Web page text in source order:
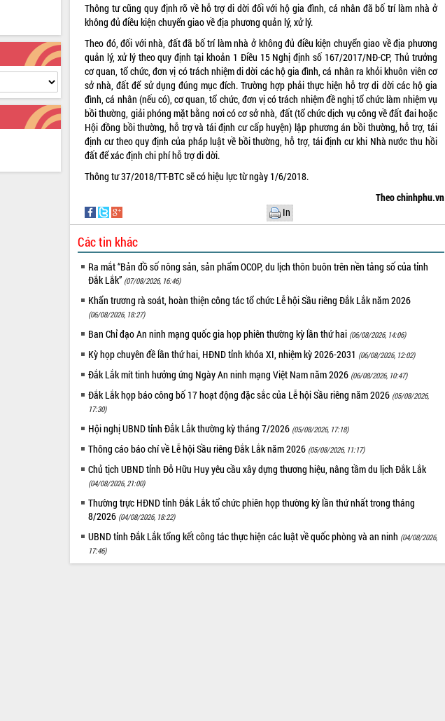
Thông tư cũng quy định rõ về hỗ trợ di dời đối với hộ gia đình, cá nhân đã bố trí làm nhà ở
không đủ điều kiện chuyển giao về địa phương quản lý, xử lý.
Theo đó, đối với nhà, đất đã bố trí làm nhà ở không đủ điều kiện chuyển giao về địa phương
quản lý, xử lý theo quy định tại khoản 1 Điều 15 Nghị định số 167/2017/NĐ-CP, Thủ trưởng
cơ quan, tổ chức, đơn vị có trách nhiệm di dời các hộ gia đình, cá nhân ra khỏi khuôn viên cơ
sở nhà, đất để sử dụng đúng mục đích. Trường hợp phải thực hiện hỗ trợ di dời các hộ gia
đình, cá nhân (nếu có), cơ quan, tổ chức, đơn vị có trách nhiệm đề nghị tổ chức làm nhiệm vụ
bồi thường, giải phóng mặt bằng nơi có cơ sở nhà, đất (tổ chức dịch vụ công về đất đai hoặc
Hội đồng bồi thường, hỗ trợ và tái định cư cấp huyện) lập phương án bồi thường, hỗ trợ, tái
định cư theo quy định của pháp luật về bồi thường, hỗ trợ, tái định cư khi Nhà nước thu hồi
đất để xác định chi phí hỗ trợ di dời.
Thông tư 37/2018/TT-BTC sẽ có hiệu lực từ ngày 1/6/2018.
Theo chinhphu.vn
In
Các tin khác
Ra mắt “Bản đồ số nông sản, sản phẩm OCOP, du lịch thôn buôn trên nền tảng số của tỉnh
Đắk Lắk” (07/08/2026, 16:46)
Khẩn trương rà soát, hoàn thiện công tác tổ chức Lễ hội Sầu riêng Đắk Lắk năm 2026
(06/08/2026, 18:27)
Ban Chỉ đạo An ninh mạng quốc gia họp phiên thường kỳ lần thứ hai (06/08/2026, 14:06)
Kỳ họp chuyên đề lần thứ hai, HĐND tỉnh khóa XI, nhiệm kỳ 2026-2031 (06/08/2026, 12:02)
Đắk Lắk mít tinh hưởng ứng Ngày An ninh mạng Việt Nam năm 2026 (06/08/2026, 10:47)
Đắk Lắk họp báo công bố 17 hoạt động đặc sắc của Lễ hội Sầu riêng năm 2026 (05/08/2026,
17:30)
Hội nghị UBND tỉnh Đắk Lắk thường kỳ tháng 7/2026 (05/08/2026, 17:18)
Thông cáo báo chí về Lễ hội Sầu riêng Đắk Lắk năm 2026 (05/08/2026, 11:17)
Chủ tịch UBND tỉnh Đỗ Hữu Huy yêu cầu xây dựng thương hiệu, nâng tầm du lịch Đắk Lắk
(04/08/2026, 21:00)
Thường trực HĐND tỉnh Đắk Lắk tổ chức phiên họp thường kỳ lần thứ nhất trong tháng
8/2026 (04/08/2026, 18:22)
UBND tỉnh Đắk Lắk tổng kết công tác thực hiện các luật về quốc phòng và an ninh (04/08/2026,
17:46)